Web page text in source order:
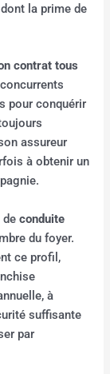
la prime de
contrat tous
pour conquérir
assureur
à obtenir un
deconduite
du foyer.
ce profil,
à
suffisante
par